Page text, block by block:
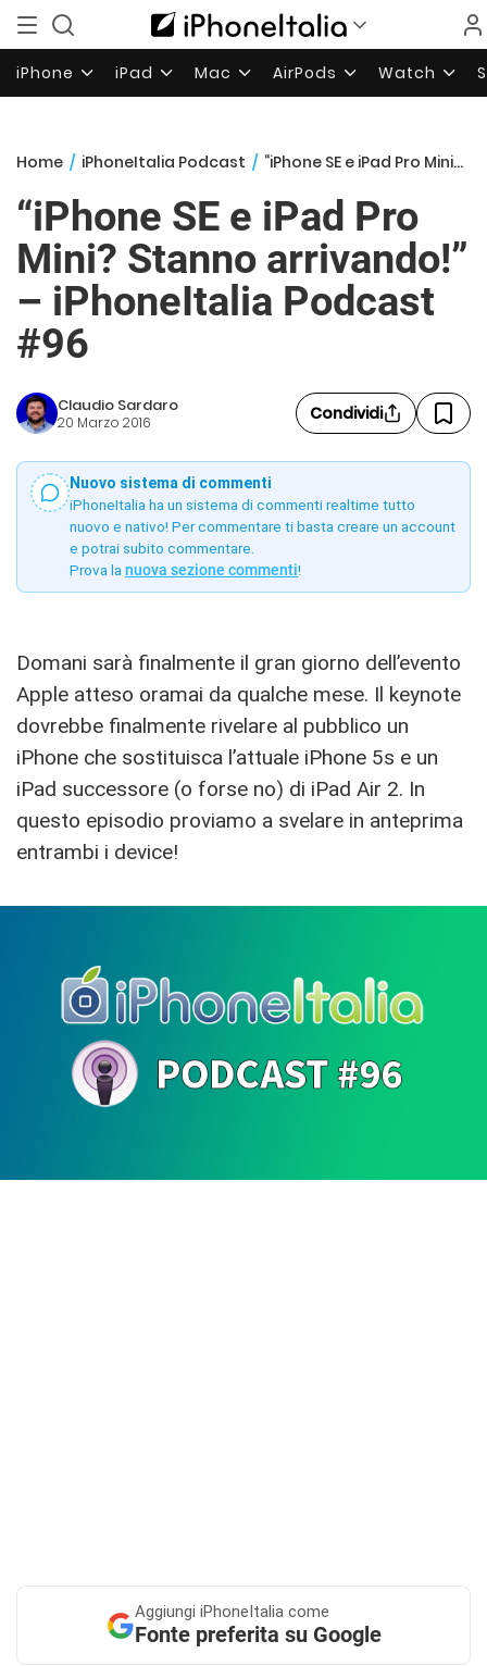
iPhone iPad Mac AirPods Watch
Home / iPhoneItalia Podcast / “iPhone SE e iPad Pro Mini? Stanno arrivando!” – iPhoneItalia Podcast #96
“iPhone SE e iPad Pro
Mini? Stanno arrivando!”
– iPhoneItalia Podcast
#96
Claudio Sardaro
20 Marzo 2016 Condividi
Nuovo sistema di commenti
iPhoneItalia ha un sistema di commenti realtime tutto
nuovo e nativo! Per commentare ti basta creare un account
e potrai subito commentare.
Prova la nuova sezione commenti!
Domani sarà finalmente il gran giorno dell’evento
Apple atteso oramai da qualche mese. Il keynote
dovrebbe finalmente rivelare al pubblico un
iPhone che sostituisca l’attuale iPhone 5s e un
iPad successore (o forse no) di iPad Air 2. In
questo episodio proviamo a svelare in anteprima
entrambi i device!
Aggiungi iPhoneItalia come
Fonte preferita su Google